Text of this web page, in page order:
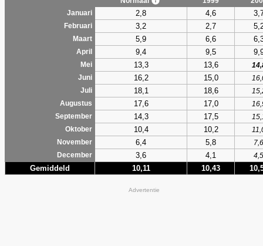
Januari
2,8 4,6
Februari 3,2 2,7
Maart 5,9 6,6
April 9,4 9,5
Mei 13,3 13,6
Juni
16,2 15,0
Juli
18,1 18,6
Augustus
17,6 17,0
September
14,3 17,5
Oktober
10,4 10,2
November
6,4 5,8
7,6
December
3,6 4,1 4,5
Gemiddeld 10,11 10,43
Advertentie